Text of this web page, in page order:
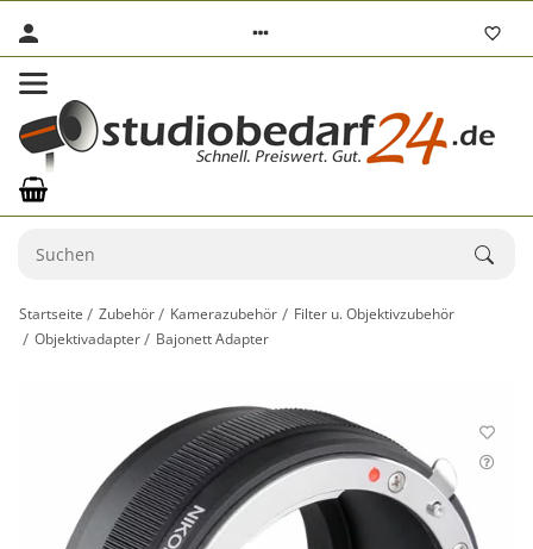
Startseite Zubehör Kamerazubehör
Filter u. Objektivzubehör
Objektivadapter
Bajonett Adapter